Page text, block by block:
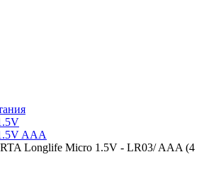
AAA
Longlife Micro 1.5V - LR03/ AAA (4